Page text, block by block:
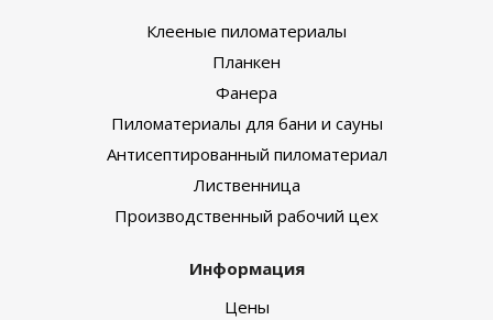
Клееные пиломатериалы
Планкен
Фанера
Пиломатериалы для бани и сауны
Антисептированный пиломатериал
Лиственница
Производственный рабочий цех
Информация
Цены